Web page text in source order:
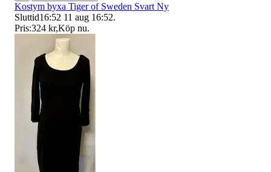
Kostym byxa Tiger of Sweden Svart Ny
Sluttid16:52 11 aug 16:52.
Pris:324 kr,Köp nu.